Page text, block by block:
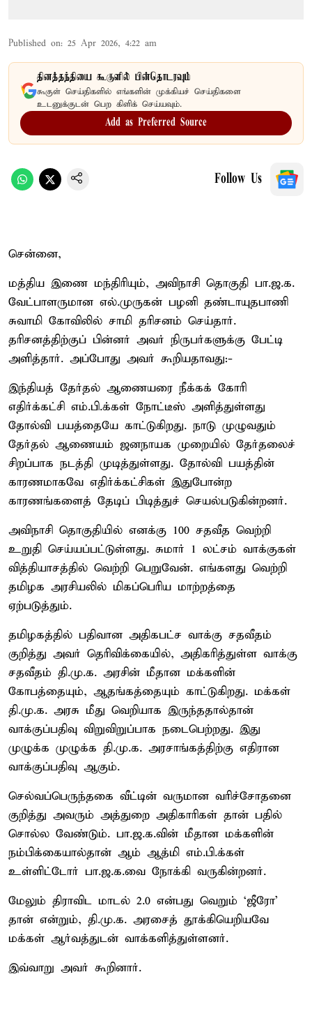
Published on: 25 Apr 2026, 4:22 am
தினத்தந்தியை கூகுளில் பின்தொடரவும்
கூகுள் செய்திகளில் எங்களின் முக்கியச் செய்திகளை
உடனுக்குடன் பெற கிளிக் செய்யவும்.
Add as Preferred Source
Follow Us
சென்னை,
மத்திய இணை மந்திரியும், அவிநாசி தொகுதி பா.ஜ.க.
வேட்பாளருமான எல்.முருகன் பழனி தண்டாயுதபாணி
சுவாமி கோவிலில் சாமி தரிசனம் செய்தார்.
தரிசனத்திற்குப் பின்னர் அவர் நிருபர்களுக்கு பேட்டி
அளித்தார். அப்போது அவர் கூறியதாவது:-
இந்தியத் தேர்தல் ஆணையரை நீக்கக் கோரி
எதிர்க்கட்சி எம்.பி.க்கள் நோட்டீஸ் அளித்துள்ளது
தோல்வி பயத்தையே காட்டுகிறது. நாடு முழுவதும்
தேர்தல் ஆணையம் ஜனநாயக முறையில் தேர்தலைச்
சிறப்பாக நடத்தி முடித்துள்ளது. தோல்வி பயத்தின்
காரணமாகவே எதிர்க்கட்சிகள் இதுபோன்ற
காரணங்களைத் தேடிப் பிடித்துச் செயல்படுகின்றனர்.
அவிநாசி தொகுதியில் எனக்கு 100 சதவீத வெற்றி
உறுதி செய்யப்பட்டுள்ளது. சுமார் 1 லட்சம் வாக்குகள்
வித்தியாசத்தில் வெற்றி பெறுவேன். எங்களது வெற்றி
தமிழக அரசியலில் மிகப்பெரிய மாற்றத்தை
ஏற்படுத்தும்.
தமிழகத்தில் பதிவான அதிகபட்ச வாக்கு சதவீதம்
குறித்து அவர் தெரிவிக்கையில், அதிகரித்துள்ள வாக்கு
சதவீதம் தி.மு.க. அரசின் மீதான மக்களின்
கோபத்தையும், ஆதங்கத்தையும் காட்டுகிறது. மக்கள்
தி.மு.க. அரசு மீது வெறியாக இருந்ததால்தான்
வாக்குப்பதிவு விறுவிறுப்பாக நடைபெற்றது. இது
முழுக்க முழுக்க தி.மு.க. அரசாங்கத்திற்கு எதிரான
வாக்குப்பதிவு ஆகும்.
செல்வப்பெருந்தகை வீட்டின் வருமான வரிச்சோதனை
குறித்து அவரும் அத்துறை அதிகாரிகள் தான் பதில்
சொல்ல வேண்டும். பா.ஜ.க.வின் மீதான மக்களின்
நம்பிக்கையால்தான் ஆம் ஆத்மி எம்.பி.க்கள்
உள்ளிட்டோர் பா.ஜ.க.வை நோக்கி வருகின்றனர்.
மேலும் திராவிட மாடல் 2.0 என்பது வெறும் ‘ஜீரோ’
தான் என்றும், தி.மு.க. அரசைத் தூக்கியெறியவே
மக்கள் ஆர்வத்துடன் வாக்களித்துள்ளனர்.
இவ்வாறு அவர் கூறினார்.